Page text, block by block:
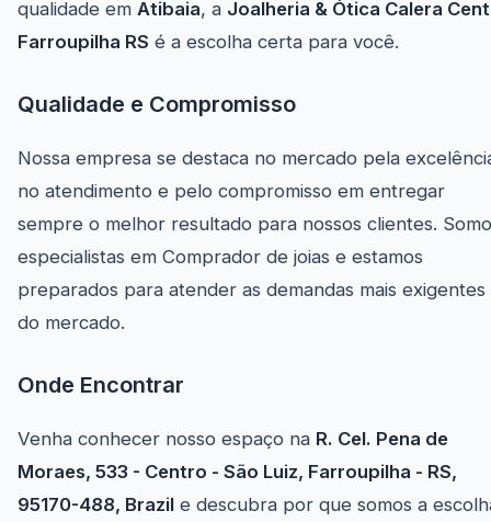
qualidade em Atibaia, a Joalheria & Ótica Calera
Farroupilha RS é a escolha certa para você.
Qualidade e Compromisso
Nossa empresa se destaca no mercado pela
no atendimento e pelo compromisso em entregar
sempre o melhor resultado para nossos clientes.
especialistas em Comprador de joias e estamos
preparados para atender as demandas mais exigentes
do mercado.
Onde Encontrar
Venha conhecer nosso espaço na R. Cel. Pena de
Moraes, 533 - Centro - São Luiz, Farroupilha - RS,
95170-488, Brazil e descubra por que somos a